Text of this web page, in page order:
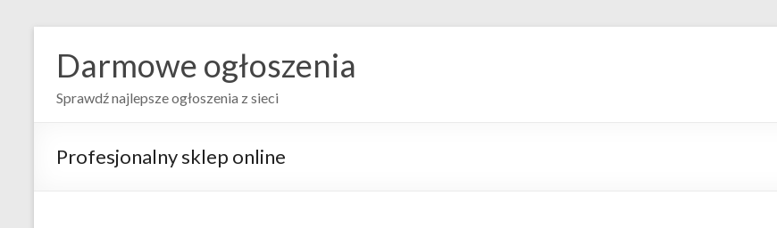
Darmowe ogłoszenia
Sprawdź najlepsze ogłoszenia z sieci
Profesjonalny sklep online